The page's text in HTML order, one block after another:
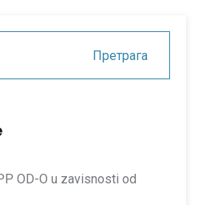
Претрага
OD-O u zavisnosti od